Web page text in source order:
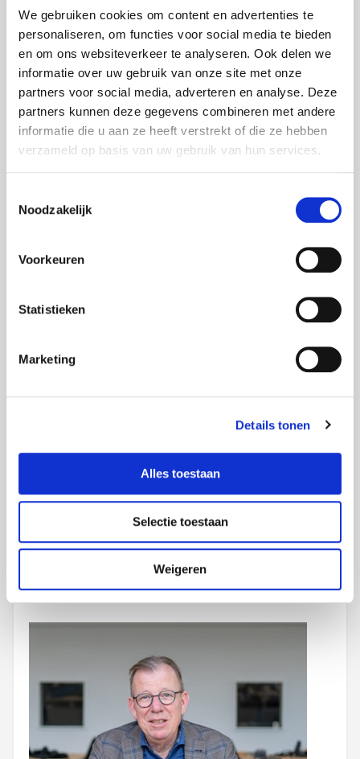
We gebruiken cookies om content en advertenties te
personaliseren, om functies voor social media te bieden
en om ons websiteverkeer te analyseren. Ook delen we
informatie over uw gebruik van onze site met onze
partners voor social media, adverteren en analyse. Deze
partners kunnen deze gegevens combineren met andere
informatie die u aan ze heeft verstrekt of die ze hebben
verzameld op basis van uw gebruik van hun services.
Noodzakelijk
Voorkeuren
Statistieken
Marketing
Details tonen
Alles toestaan
Selectie toestaan
Weigeren
Ihr Kundenbetreuer
Kevin Kallen
Salesmanager NRW
Ihr Kundenbetreuer
Direktor